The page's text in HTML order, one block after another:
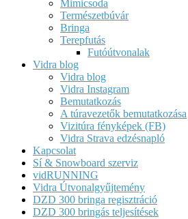
Mimicsoda
Természetbúvár
Bringa
Terepfutás
Futóútvonalak
Vidra blog
Vidra blog
Vidra Instagram
Bemutatkozás
A túravezetők bemutatkozása
Vizitúra fényképek (FB)
Vidra Strava edzésnapló
Kapcsolat
Sí & Snowboard szerviz
vidRUNNING
Vidra Útvonalgyűjtemény
DZD 300 bringa regisztráció
DZD 300 bringás teljesítések